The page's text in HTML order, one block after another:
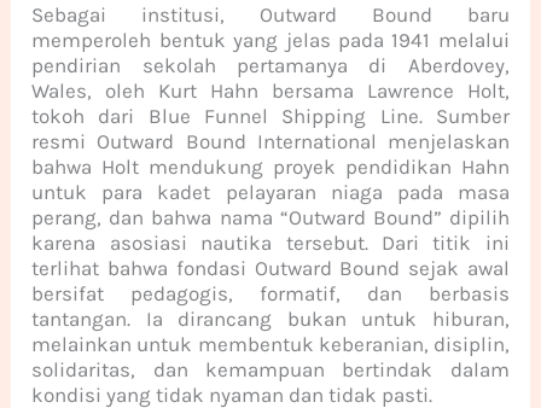
Sebagai institusi, Outward Bound baru
memperoleh bentuk yang jelas pada 1941 melalui
pendirian sekolah pertamanya di Aberdovey,
Wales, oleh Kurt Hahn bersama Lawrence Holt,
tokoh dari Blue Funnel Shipping Line. Sumber
resmi Outward Bound International menjelaskan
bahwa Holt mendukung proyek pendidikan Hahn
untuk para kadet pelayaran niaga pada masa
perang, dan bahwa nama “Outward Bound” dipilih
karena asosiasi nautika tersebut. Dari titik ini
terlihat bahwa fondasi Outward Bound sejak awal
bersifat pedagogis, formatif, dan berbasis
tantangan. Ia dirancang bukan untuk hiburan,
melainkan untuk membentuk keberanian, disiplin,
solidaritas, dan kemampuan bertindak dalam
kondisi yang tidak nyaman dan tidak pasti.